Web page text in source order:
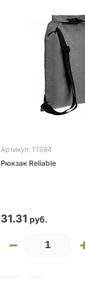
Артикул: 11594
Рюкзак Reliable
31.31